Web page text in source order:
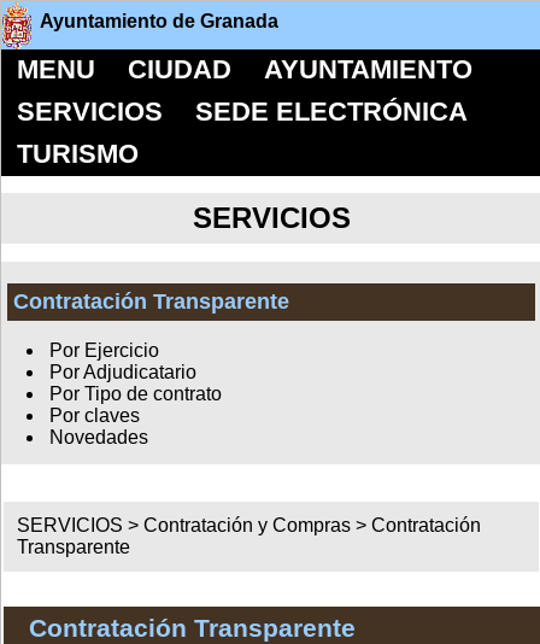
Ayuntamiento de Granada
MENU CIUDAD
AYUNTAMIENTO
SERVICIOS
SEDE ELECTRÓNICA
TURISMO
SERVICIOS
Contratación Transparente
Por Ejercicio
Por Adjudicatario
Por Tipo de contrato
Por claves
Novedades
SERVICIOS >Contratación y Compras >Contratación
Transparente
Contratación Transparente